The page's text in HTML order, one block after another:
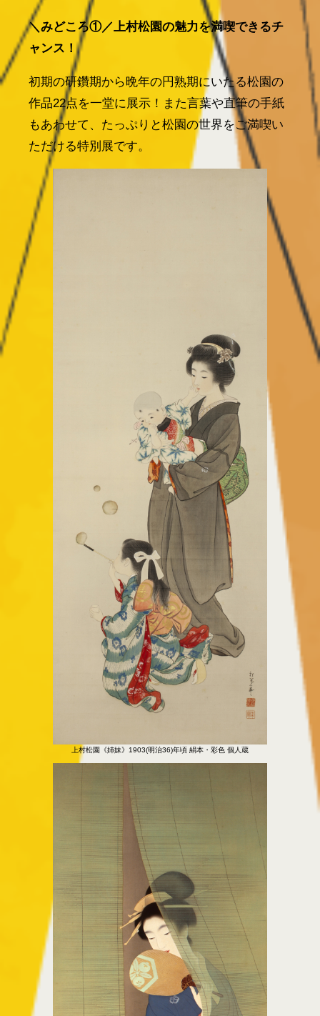
＼みどころ①／上村松園の魅力を満喫できるチ
ャンス！
初期の研鑽期から晩年の円熟期にいたる松園の
作品22点を一堂に展示！また言葉や直筆の手紙
もあわせて、たっぷりと松園の世界をご満喫い
ただける特別展です。
上村松園《姉妹》1903(明治36)年頃 絹本・彩色 個人蔵